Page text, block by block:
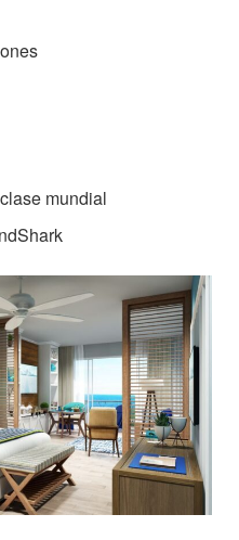
mundial